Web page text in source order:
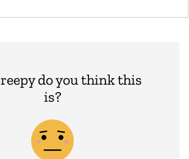
do you think this
is?